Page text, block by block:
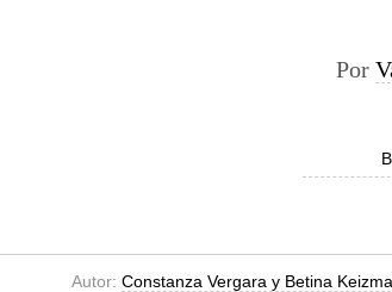
Por
Autor: Constanza Vergara y Betina